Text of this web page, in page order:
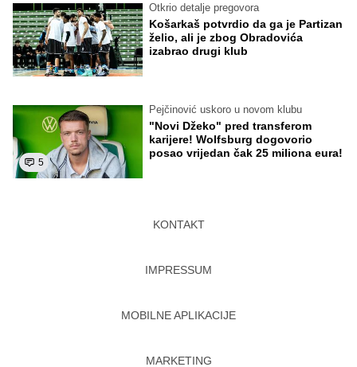
Otkrio detalje pregovora
Košarkaš potvrdio da ga je Partizan
želio, ali je zbog Obradovića
izabrao drugi klub
5
Pejčinović uskoro u novom klubu
"Novi Džeko" pred transferom
karijere! Wolfsburg dogovorio
posao vrijedan čak 25 miliona eura!
KONTAKT
IMPRESSUM
MOBILNE APLIKACIJE
MARKETING